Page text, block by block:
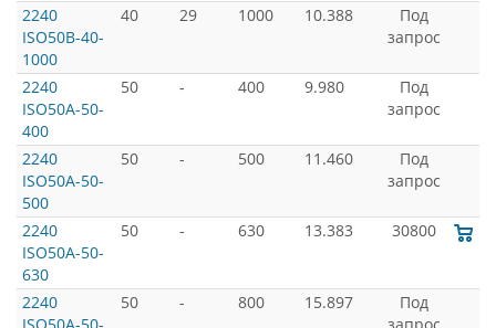
2240
ISO50B-40-
1000
40 29 1000 10.388
Под
запрос
2240
ISO50A-50-
400
50 - 400 9.980
Под
запрос
2240
ISO50A-50-
500
50 - 500 11.460
Под
запрос
2240
ISO50A-50-
630
50 - 630 13.383 30800
2240
50 - 800 15.897
Под